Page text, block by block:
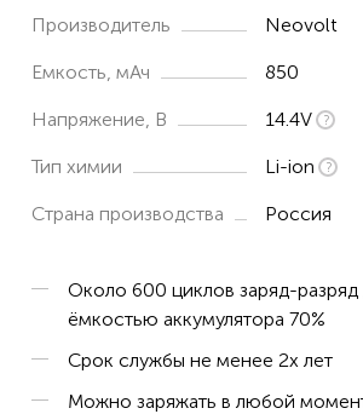
Производитель Neovolt
Емкость, мАч 850
Напряжение, В 14.4V
Тип химии Li-ion
Страна производства Россия
Около 600 циклов заряд-
ёмкостью аккумулятора 70%
Срок службы не менее 2х лет
Можно заряжать в любой